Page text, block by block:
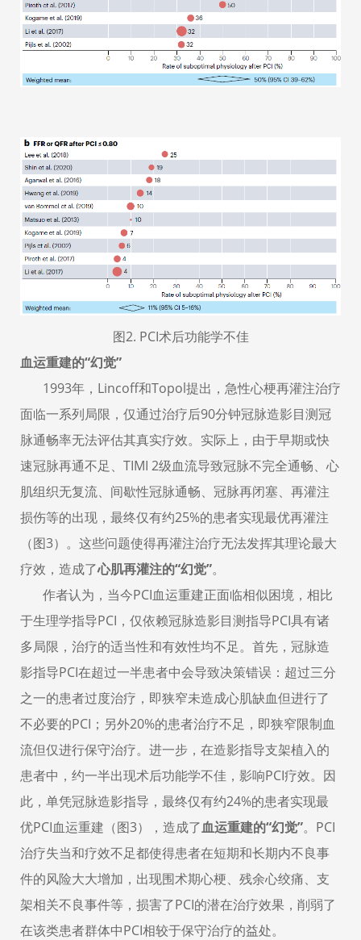
图2. PCI术后功能学不佳
血运重建的“幻觉”
1993年， Lincoff和Topol提出，急性心梗再灌注治疗
面临一系列局限，仅通过治疗后90分钟冠脉造影目测冠
脉通畅率无法评估其真实疗效。实际上，由于早期或快
速冠脉再通不足、 TIMI 2级血流导致冠脉不完全通畅、心
肌组织无复流、间歇性冠脉通畅、冠脉再闭塞、再灌注
损伤等的出现，最终仅有约25%的患者实现最优再灌注
（图3）。这些问题使得再灌注治疗无法发挥其理论最大
疗效，造成了心肌再灌注的“幻觉”。
作者认为，当今PCI血运重建正面临相似困境，相比
于生理学指导PCI ，仅依赖冠脉造影目测指导PCI具有诸
多局限，治疗的适当性和有效性均不足。首先，冠脉造
影指导PCI在超过一半患者中会导致决策错误 ： 超过三分
之一的患者过度治疗，即狭窄未造成心肌缺血但进行了
不必要的PCI ；另外20%的患者治疗不足，即狭窄限制血
流但仅进行保守治疗。进一步，在造影指导支架植入的
患者中，约一半出现术后功能学不佳，影响PCI疗效。因
此，单凭冠脉造影指导，最终仅有约24%的患者实现最
优PCI血运重建（图3），造成了血运重建的“幻觉”。 PCI
治疗失当和疗效不足都使得患者在短期和长期内不良事
件的风险大大增加，出现围术期心梗、残余心绞痛、支
架相关不良事件等，损害了PCI的潜在治疗效果，削弱了
在该类患者群体中PCI相较于保守治疗的益处。